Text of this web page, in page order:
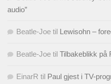
audio”
Beatle-Joe til Lewisohn –
Beatle-Joe til Tilbakeblikk på
EinarR til Paul gjest i TV-